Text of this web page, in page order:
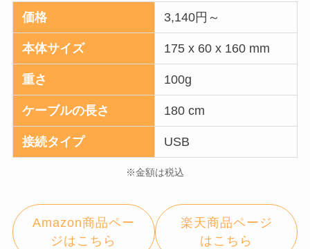
価格 3,140円～
本体サイズ 175 x 60 x 160 mm
重さ 100g
ケーブルの長さ 180 cm
接続タイプ USB
※金額は税込
Amazon商品ペー
ジはこちら
楽天商品ページ
はこちら